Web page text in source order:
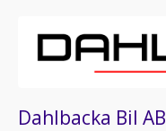
Dahlbacka Bil AB